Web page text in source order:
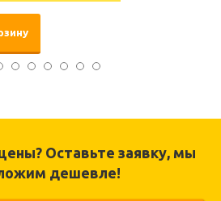
Оставьте заявку, мы
дешевле!